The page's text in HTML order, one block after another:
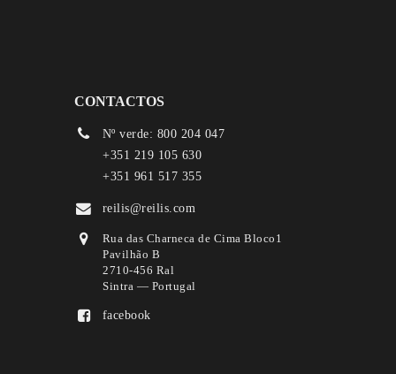
CONTACTOS
Nº verde: 800 204 047
+351 219 105 630
+351 961 517 355
reilis@reilis.com
Rua das Charneca de Cima Bloco1
Pavilhão B
2710-456 Ral
Sintra — Portugal
facebook